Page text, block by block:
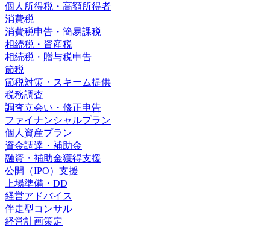
個人所得税・高額所得者
消費税
消費税申告・簡易課税
相続税・資産税
相続税・贈与税申告
節税
節税対策・スキーム提供
税務調査
調査立会い・修正申告
ファイナンシャルプラン
個人資産プラン
資金調達・補助金
融資・補助金獲得支援
公開（IPO）支援
上場準備・DD
経営アドバイス
伴走型コンサル
経営計画策定